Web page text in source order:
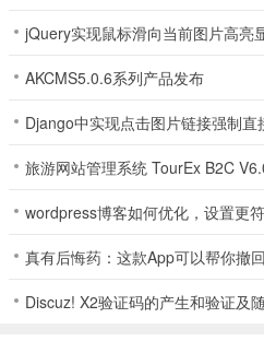
1、多设备、多平台支持，自动云端同
2、支持自定义编辑区的字体和显示
3、内置资源库，方便管理文稿。
4、使用标记语法提高效率，内建快
5、支持生成用于手机分享的图片+
jQuery实现鼠标滑向当前图片高亮
AKCMS5.0.6系列产品发布
Django中实现点击图片链接强制直
旅游网站管理系统 TourEx B2C
wordpress博客如何优化，设置更
真有后悔药：这款App可以帮你撤
Discuz! X2验证码的产生和验证及